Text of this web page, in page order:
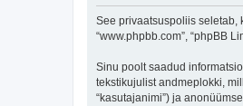
See privaatsuspoliis seletab,
“www.phpbb.com”, “phpBB
Sinu poolt saadud
tekstikujulist andmeplokki,
“kasutajanimi”) ja